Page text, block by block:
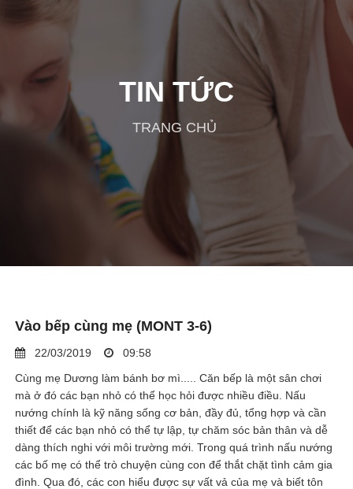
TIN TỨC
TRANG CHỦ
Vào bếp cùng mẹ (MONT 3-6)
22/03/2019
09:58
Cùng mẹ Dương làm bánh bơ mì..... Căn bếp là một sân chơi
mà ở đó các bạn nhỏ có thể học hỏi được nhiều điều. Nấu
nướng chính là kỹ năng sống cơ bản, đầy đủ, tổng hợp và cần
thiết để các bạn nhỏ có thể tự lập, tự chăm sóc bản thân và dễ
dàng thích nghi với môi trường mới. Trong quá trình nấu nướng
các bố mẹ có thể trò chuyện cùng con để thắt chặt tình cảm gia
đình. Qua đó, các con hiểu được sự vất vả của mẹ và biết tôn